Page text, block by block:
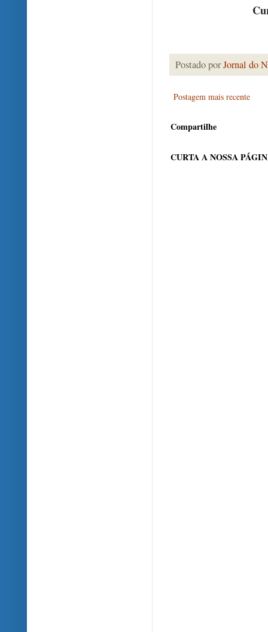
Postado porJornal do
Postagem mais recente
Compartilhe
CURTA A NOSSA